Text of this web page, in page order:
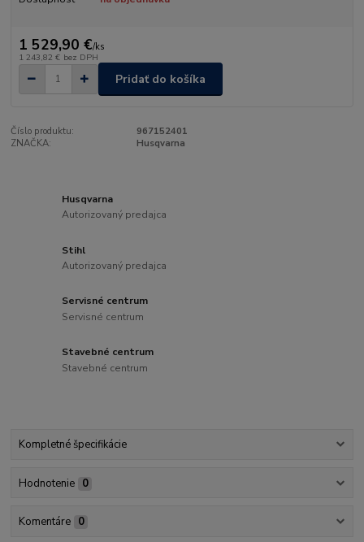
1 529,90 €/ks
1 243,82 € bez DPH
Pridať do košíka
Číslo produktu:
967152401
ZNAČKA:
Husqvarna
Husqvarna
Autorizovaný predajca
Stihl
Autorizovaný predajca
Servisné centrum
Servisné centrum
Stavebné centrum
Stavebné centrum
Kompletné špecifikácie
Hodnotenie 0
Komentáre 0